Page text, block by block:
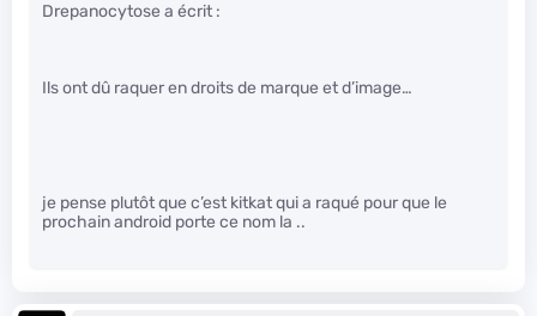
Drepanocytose a écrit :
Ils ont dû raquer en droits de marque et d’image…
je pense plutôt que c’est kitkat qui a raqué pour que le
prochain android porte ce nom la ..